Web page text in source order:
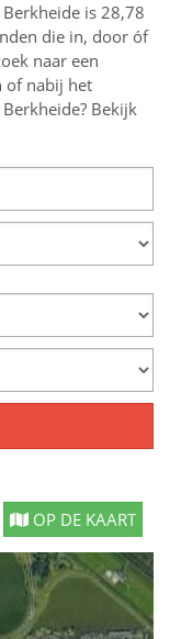
is 28,78
die in, door óf
naar een
of nabij het
? Bekijk
OP DE KAART